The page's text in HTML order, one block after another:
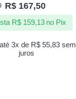
R$ 167,50
3x de R$ 55,83 sem
juros
R$159,13 no Pix